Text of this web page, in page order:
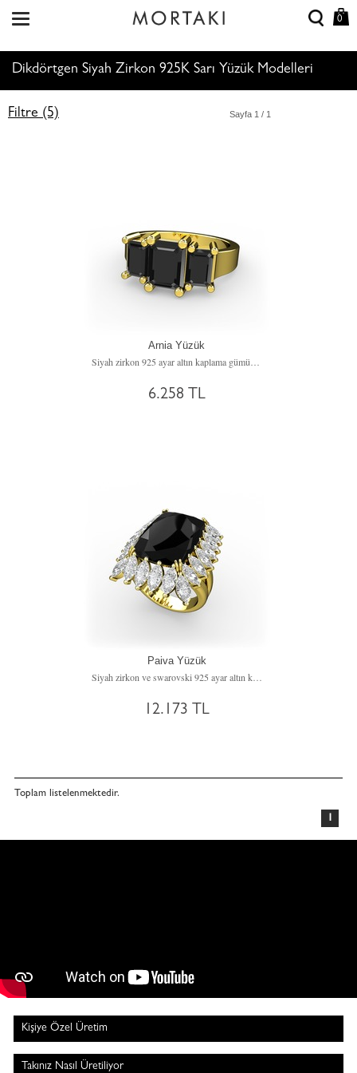
0
Dikdörtgen Siyah Zirkon 925K Sarı Yüzük Modelleri
Filtre (5) Sayfa 1 / 1
Arnia Yüzük
6.258 TL
Paiva Yüzük
Siyah zirkon ve swarovski 925 ayar altın kaplama gümüş yüzük
12.173 TL
Toplam listelenmektedir.
1
Kişiye Özel Üretim
Takınız Nasıl Üretiliyor